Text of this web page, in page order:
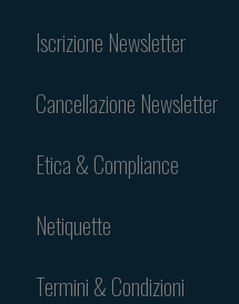
Iscrizione Newsletter
Cancellazione Newsletter
Etica & Compliance
Netiquette
Termini & Condizioni